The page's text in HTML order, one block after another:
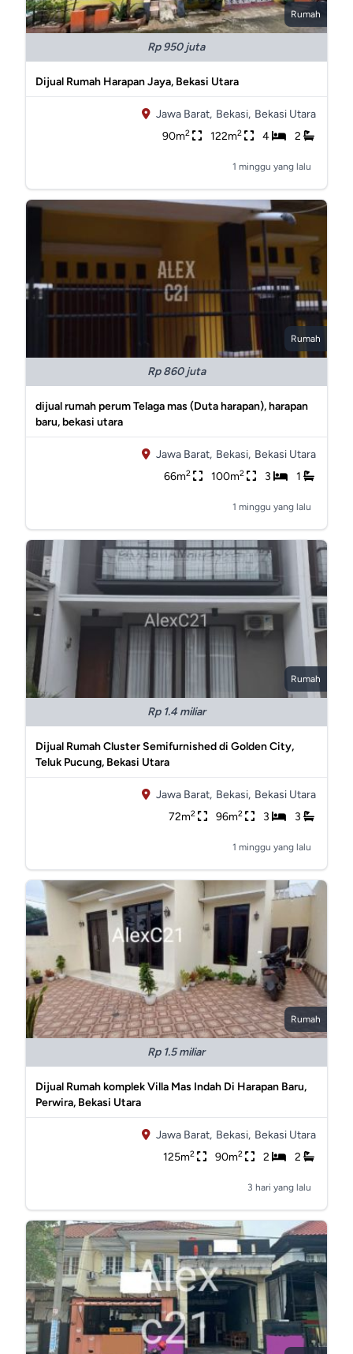
Rumah
Rp 950 juta
Dijual Rumah Harapan Jaya, Bekasi Utara
Jawa Barat, Bekasi, Bekasi Utara
90m2 122m2 4 2
1 minggu yang lalu
Rumah
Rp 860 juta
dijual rumah perum Telaga mas (Duta harapan), harapan
baru, bekasi utara
Jawa Barat, Bekasi, Bekasi Utara
66m2 100m2 3 1
1 minggu yang lalu
Rumah
Rp 1.4 miliar
Dijual Rumah Cluster Semifurnished di Golden City,
Teluk Pucung, Bekasi Utara
Jawa Barat, Bekasi, Bekasi Utara
72m2 96m2 3 3
1 minggu yang lalu
Rumah
Rp 1.5 miliar
Dijual Rumah komplek Villa Mas Indah Di Harapan Baru,
Perwira, Bekasi Utara
Jawa Barat, Bekasi, Bekasi Utara
125m2 90m2 2 2
3 hari yang lalu